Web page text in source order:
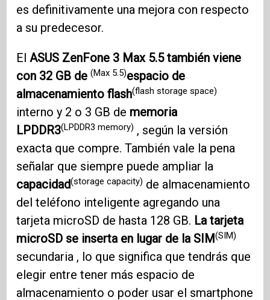
es definitivamente una mejora con respecto
a su predecesor.
ElASUS ZenFone 3 Max 5.5 también viene
con 32 GB de(Max 5.5)espacio de
almacenamiento flash(flash storage space)
interno y 2 o 3 GB de memoria
LPDDR3(LPDDR3 memory) , según la versión
exacta que compre. También vale la pena
señalar que siempre puede ampliar la
capacidad(storage capacity) de almacenamiento
del teléfono inteligente agregando una
tarjeta microSD de hasta 128 GB. La tarjeta
microSD se inserta en lugar de la SIM(SIM)
secundaria , lo que significa que tendrás que
elegir entre tener más espacio de
almacenamiento o poder usar el smartphone